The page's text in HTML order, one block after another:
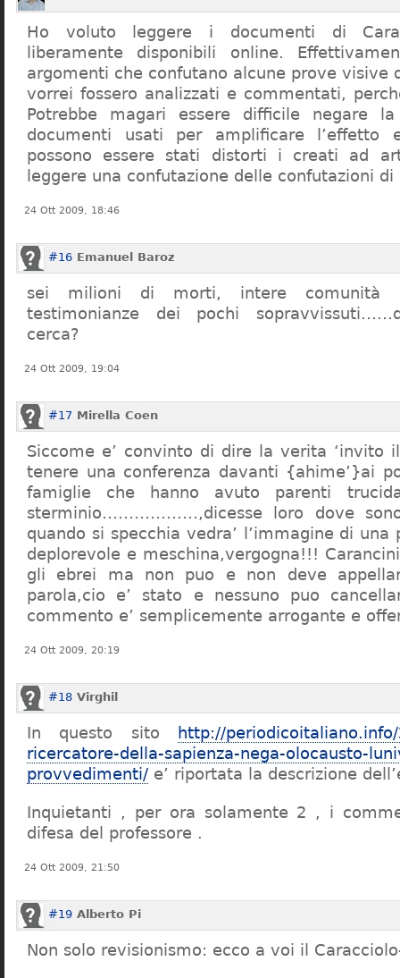
Ho voluto leggere i documenti di
liberamente disponibili online.
argomenti che confutano alcune prove visive
vorrei fossero analizzati e commentati,
Potrebbe magari essere difficile negare
documenti usati per amplificare l’effetto
possono essere stati distorti i creati ad
leggere una confutazione delle confutazioni di
24 Ott 2009, 18:46
#16 Emanuel Baroz
sei milioni di morti, intere comunità
testimonianze dei pochi
cerca?
24 Ott 2009, 19:04
#17 Mirella Coen
Siccome e’ convinto di dire la verita ‘invito
tenere una conferenza davanti {ahime’}ai
famiglie che hanno avuto parenti
sterminio………………,dicesse loro dove
quando si specchia vedra’ l’immagine di una
deplorevole e meschina,vergogna!!!
gli ebrei ma non puo e non deve
parola,cio e’ stato e nessuno puo
commento e’ semplicemente arrogante e
24 Ott 2009, 20:19
#18 Virghil
In questo sito
http://
ricercatore-della-sapienza-nega-olocausto-
provvedimenti/ e’ riportata la descrizione
Inquietanti , per ora solamente 2 , i
difesa del professore .
24 Ott 2009, 21:50
#19 Alberto Pi
Non solo revisionismo: ecco a voi il